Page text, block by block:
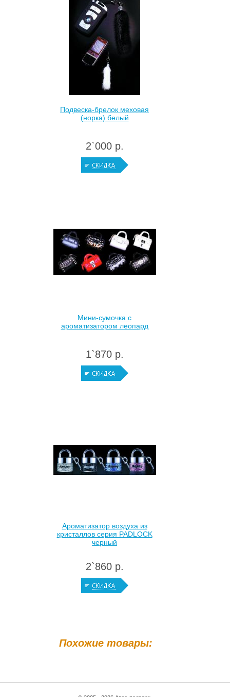
Похожие товары:
Подвеска-брелок меховая
(норка) белый
2`000 р.
Мини-сумочка с
ароматизатором леопард
1`870 р.
Ароматизатор воздуха из
кристаллов серия PADLOCK
черный
2`860 р.